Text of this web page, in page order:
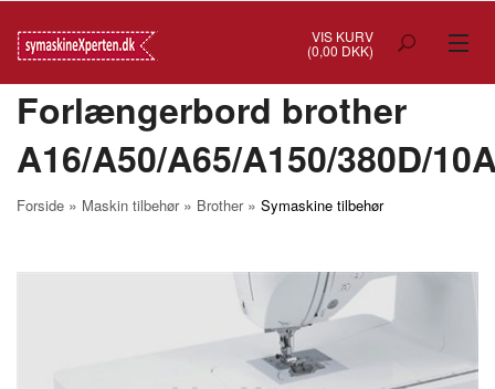
VIS KURV
(0,00 DKK)
TILBUD
SYMASKINER
Forlængerbord brother
A16/A50/A65/A150/380D/
Forside » Maskin tilbehør» Brother» Symaskine tilbehør